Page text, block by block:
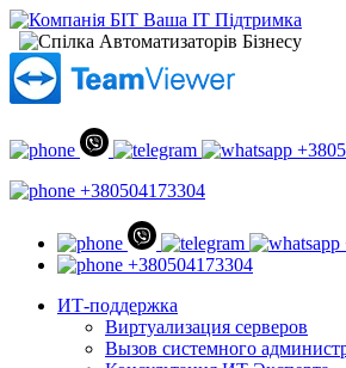
+380504173304
+380504173304
ИТ-поддержка
Виртуализация серверов
Вызов системного